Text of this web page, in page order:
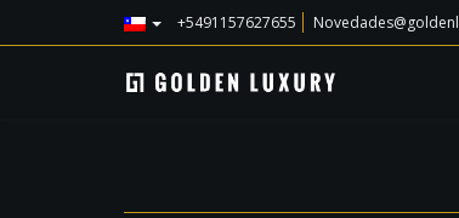
+5491157627655